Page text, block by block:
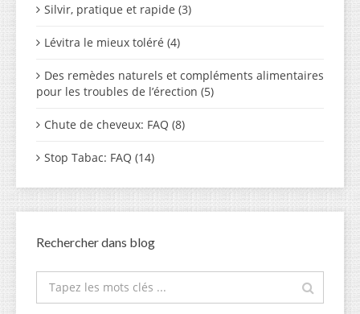
Silvir, pratique et rapide (3)
Lévitra le mieux toléré (4)
Des remèdes naturels et compléments alimentaires
pour les troubles de l’érection (5)
Chute de cheveux: FAQ (8)
Stop Tabac: FAQ (14)
Rechercher dans blog